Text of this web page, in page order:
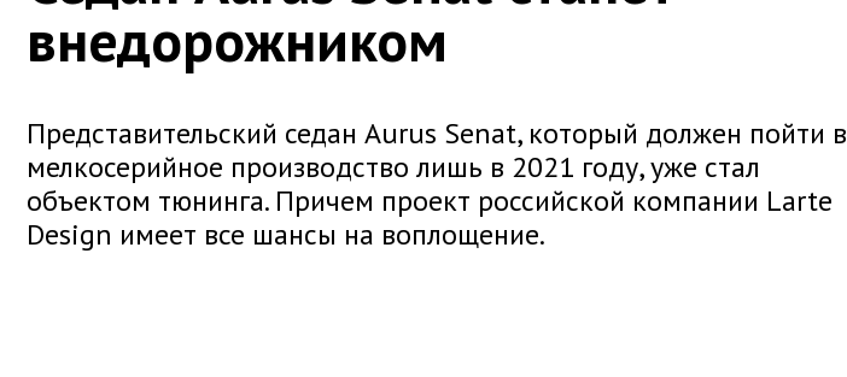
внедорожником
Представительский седан Aurus Senat, который должен пойти в
мелкосерийное производство лишь в 2021 году, уже стал
объектом тюнинга. Причем проект российской компании Larte
Design имеет все шансы на воплощение.